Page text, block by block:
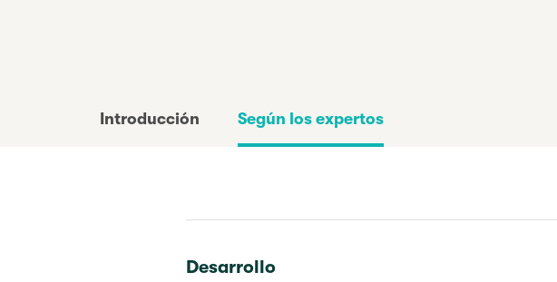
Introducción Según los expertos
Desarrollo